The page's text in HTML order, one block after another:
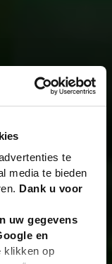
te
media te bieden
Dank u voor
uw gegevens
en
klikken op